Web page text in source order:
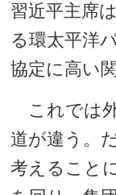
習近平主席
る環太平洋
協定に高い
これでは
道が違う。
考えること